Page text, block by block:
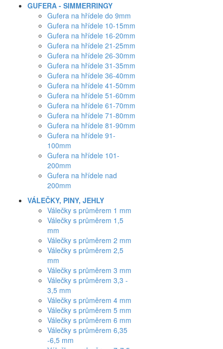
GUFERA - SIMMERRINGY
Gufera na hřídele do 9mm
Gufera na hřídele 10-15mm
Gufera na hřídele 16-20mm
Gufera na hřídele 21-25mm
Gufera na hřídele 26-30mm
Gufera na hřídele 31-35mm
Gufera na hřídele 36-40mm
Gufera na hřídele 41-50mm
Gufera na hřídele 51-60mm
Gufera na hřídele 61-70mm
Gufera na hřídele 71-80mm
Gufera na hřídele 81-90mm
Gufera na hřídele 91-
100mm
Gufera na hřídele 101-
200mm
Gufera na hřídele nad
200mm
VÁLEČKY, PINY, JEHLY
Válečky s průměrem 1 mm
Válečky s průměrem 1,5
mm
Válečky s průměrem 2 mm
Válečky s průměrem 2,5
mm
Válečky s průměrem 3 mm
Válečky s průměrem 3,3 -
3,5 mm
Válečky s průměrem 4 mm
Válečky s průměrem 5 mm
Válečky s průměrem 6 mm
Válečky s průměrem 6,35
-6,5 mm